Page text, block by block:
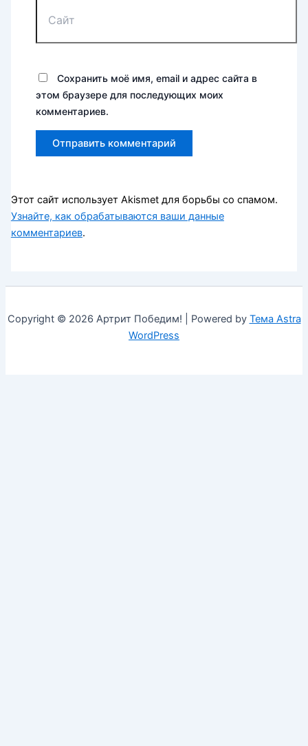
Сохранить моё имя, email и адрес сайта в
этом браузере для последующих моих
комментариев.
Этот сайт использует Akismet для борьбы со спамом.
Узнайте, как обрабатываются ваши данные
комментариев.
Copyright © 2026 Артрит Победим! | Powered by Тема Astra
WordPress